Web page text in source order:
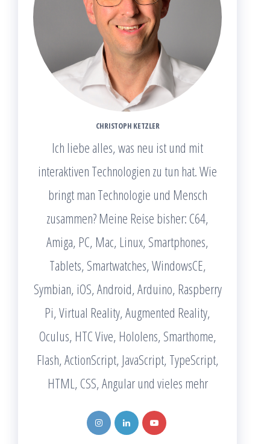
CHRISTOPH KETZLER
Ich liebe alles, was neu ist und mit
interaktiven Technologien zu tun hat. Wie
bringt man Technologie und Mensch
zusammen? Meine Reise bisher: C64,
Amiga, PC, Mac, Linux, Smartphones,
Tablets, Smartwatches, WindowsCE,
Symbian, iOS, Android, Arduino, Raspberry
Pi, Virtual Reality, Augmented Reality,
Oculus, HTC Vive, Hololens, Smarthome,
Flash, ActionScript, JavaScript, TypeScript,
HTML, CSS, Angular und vieles mehr